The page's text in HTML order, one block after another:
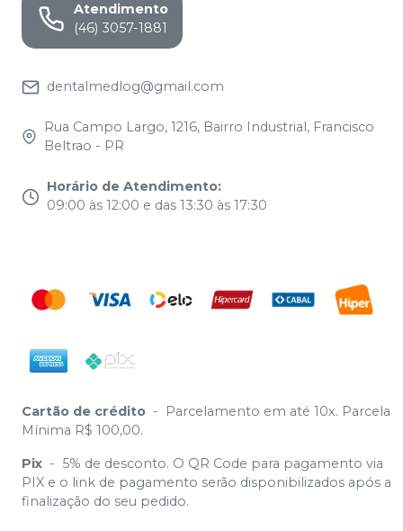
Atendimento
(46) 3057-1881
dentalmedlog@gmail.com
Rua Campo Largo, 1216, Bairro Industrial, Francisco
Beltrao - PR
Horário de Atendimento:
09:00 às 12:00 e das 13:30 às 17:30
Cartão de crédito -
Parcelamento em até 10x. Parcela
Mínima R$ 100,00.
Pix - 5% de desconto. O QR Code para pagamento via
PIX e o link de pagamento serão disponibilizados após a
finalização do seu pedido.